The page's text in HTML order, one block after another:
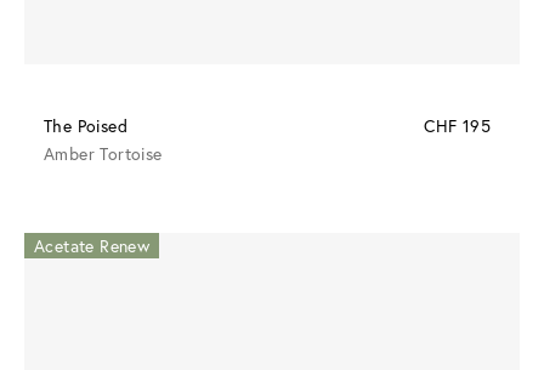
The Poised
CHF 195
Amber Tortoise
Acetate Renew